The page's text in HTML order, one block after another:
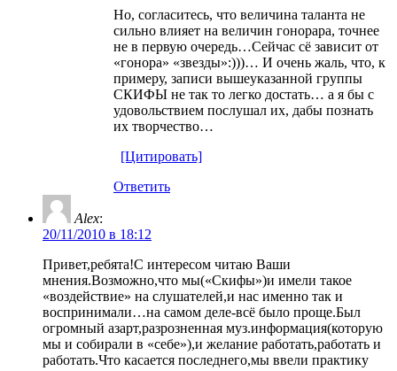
Но, согласитесь, что величина таланта не
сильно влияет на величин гонорара, точнее
не в первую очередь…Сейчас сё зависит от
«гонора» «звезды»:)))… И очень жаль, что, к
примеру, записи вышеуказанной группы
СКИФЫ не так то легко достать… а я бы с
удовольствием послушал их, дабы познать
их творчество…
[Цитировать]
Ответить
Alex:
20/11/2010 в 18:12
Привет,ребята!С интересом читаю Ваши
мнения.Возможно,что мы(«Скифы»)и имели такое
«воздействие» на слушателей,и нас именно так и
воспринимали…на самом деле-всё было проще.Был
огромный азарт,разрозненная муз.информация(которую
мы и собирали в «себе»),и желание работать,работать и
работать.Что касается последнего,мы ввели практику